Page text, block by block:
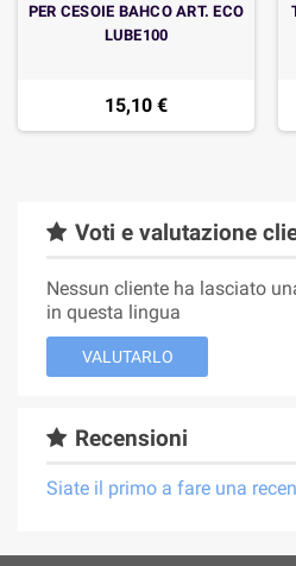
PER CESOIE BAHCO ART. ECO
LUBE100
15,10 €
Voti e valutazione
Nessun cliente ha lasciato
in questa lingua
VALUTARLO
Recensioni
Siate il primo a fare una